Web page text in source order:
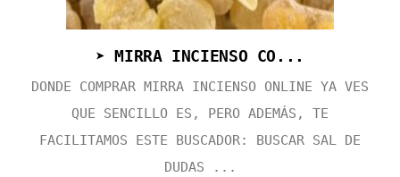
➤ MIRRA INCIENSO CO...
DONDE COMPRAR MIRRA INCIENSO ONLINE YA VES
QUE SENCILLO ES, PERO ADEMÁS, TE
FACILITAMOS ESTE BUSCADOR: BUSCAR SAL DE
DUDAS ...